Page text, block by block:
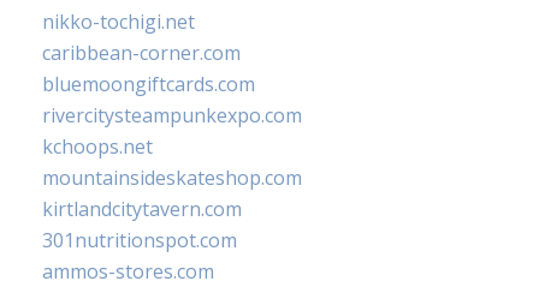
nikko-tochigi.net
caribbean-corner.com
bluemoongiftcards.com
rivercitysteampunkexpo.com
kchoops.net
mountainsideskateshop.com
kirtlandcitytavern.com
301nutritionspot.com
ammos-stores.com